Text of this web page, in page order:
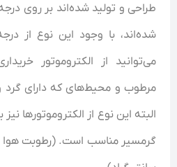
شده‌اند، با وجود این نوع از
می‌توانید از الکتروموتور
مرطوب و محیط‌های که دارای گرد و
البته این نوع از الکتروموتور‌ها